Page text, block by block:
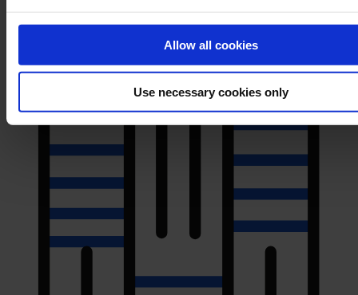
Allow all cookies
Use necessary cookies only